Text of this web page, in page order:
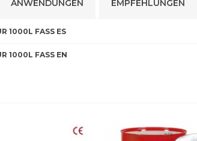
ANWENDUNGEN EMPFEHLUNGEN
1000L FASS ES
1000L FASS EN